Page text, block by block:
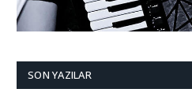
SON YAZILAR